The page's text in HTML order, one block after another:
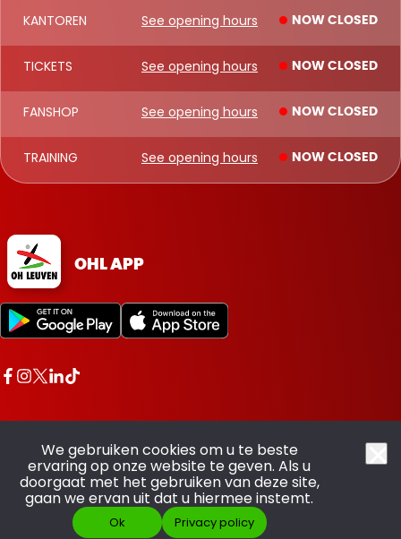
KANTOREN See opening hours NOW CLOSED
TICKETS See opening hours NOW CLOSED
FANSHOP See opening hours NOW CLOSED
TRAINING See opening hours NOW CLOSED
OHL APP
All rights reserved OHL - © 2026
Made with pride by
We gebruiken cookies om u te beste
ervaring op onze website te geven. Als u
doorgaat met het gebruiken van deze site,
gaan we ervan uit dat u hiermee instemt.
Ok Privacy policy